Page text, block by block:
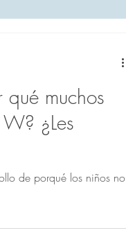
Celulares
muchos
¿Les
de porqué los niños no